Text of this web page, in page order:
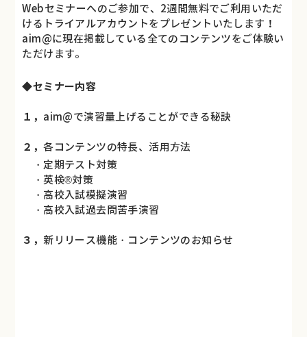
Webセミナーへのご参加で、2週間無料でご利用いただ
けるトライアルアカウントをプレゼントいたします！
aim@に現在掲載している全てのコンテンツをご体験い
ただけます。
◆セミナー内容
１， aim@で演習量上げることができる秘訣
２，各コンテンツの特長、活用方法
・定期テスト対策
・英検®対策
・高校入試模擬演習
・高校入試過去問苦手演習
３， 新リリース機能・コンテンツのお知らせ